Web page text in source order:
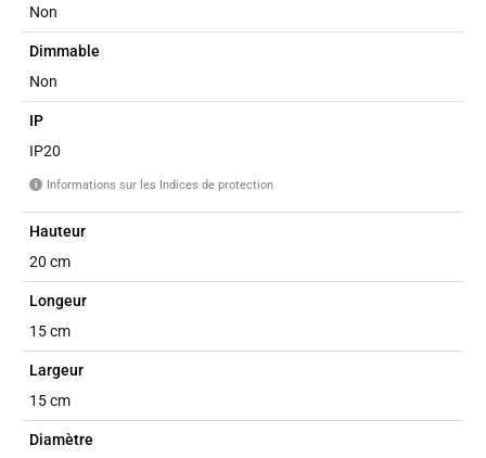
Non
Dimmable
Non
IP
IP20
i Informations sur les Indices de protection
Hauteur
20 cm
Longeur
15 cm
Largeur
15 cm
Diamètre